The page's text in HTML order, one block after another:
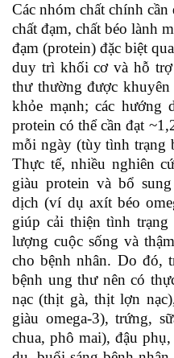
Các nhóm chất chính
chất đạm, chất béo lành
đạm (protein) đặc biệt
duy trì khối cơ và hỗ
thư thường được
khỏe mạnh; các
protein có thể cần đạt
mỗi ngày (tùy tình trạng
Thực tế, nhiều nghiên
giàu protein và bổ
dịch (ví dụ axít béo
giúp cải thiện tình
lượng cuộc sống và
cho bệnh nhân. Do đó,
bệnh ung thư nên có
nạc (thịt gà, thịt lợn
giàu omega-3), trứng,
chua, phô mai), đậu